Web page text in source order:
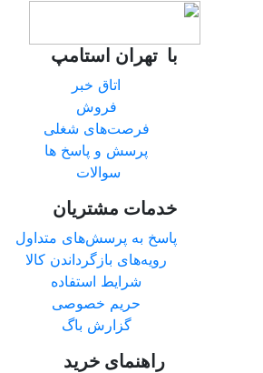
با تهران استامپ
اتاق خبر
فروش
فرصت‌های شغلی
پرسش و پاسخ ها
سوالات
خدمات مشتریان
پاسخ به پرسش‌های متداول
رویه‌های بازگرداندن کالا
شرایط استفاده
حریم خصوصی
گزارش باگ
راهنمای خرید